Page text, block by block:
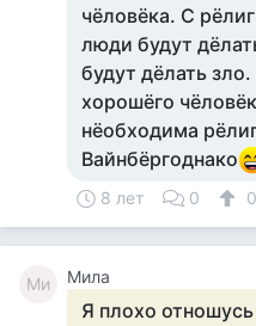
чёловёка. С
люди будут
будут дёлать
хорошёго
нёобходима
Вайнбёргоднако
8 лет 0 0
Ми Мила
Я плохо